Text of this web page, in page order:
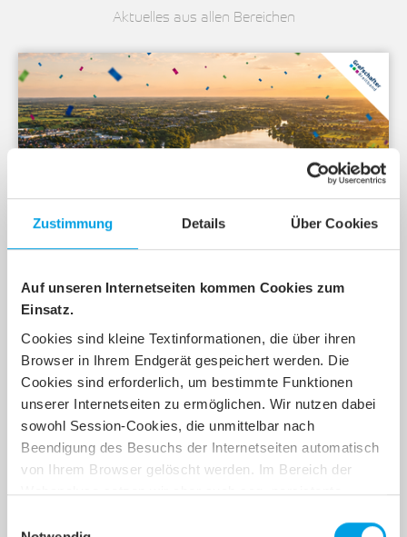
Zustimmung Details Über Cookies
Auf unseren Internetseiten kommen Cookies zum
Einsatz.
Cookies sind kleine Textinformationen, die über ihren
Browser in Ihrem Endgerät gespeichert werden. Die
Cookies sind erforderlich, um bestimmte Funktionen
unserer Internetseiten zu ermöglichen. Wir nutzen dabei
sowohl Session-Cookies, die unmittelbar nach
Beendigung des Besuchs der Internetseiten automatisch
von Ihrem Browser gelöscht werden. Im Bereich der
Webanalyse setzen wir aber auch sog. persistente
Aktuelles aus allen Bereichen
Geschafft! Die Mindestquote für den
Glasfaserausbau ist erreicht
Nordhorn: Bereits eine Woche vor dem Ende der
Vorvermarktung wurde die erforderliche
Mindestquote von 55 %…
Weiterlesen